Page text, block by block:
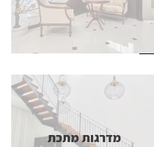
מדרגות מתכת